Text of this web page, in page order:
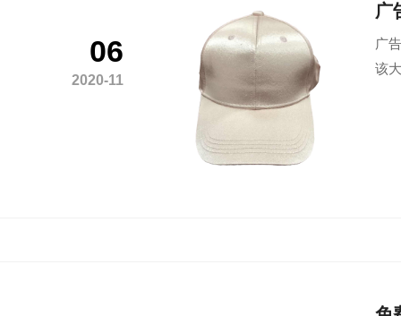
06
2020-11
广
广
该大